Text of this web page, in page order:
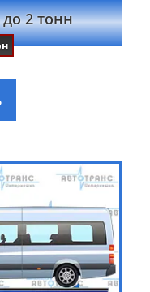
до 2 тонн